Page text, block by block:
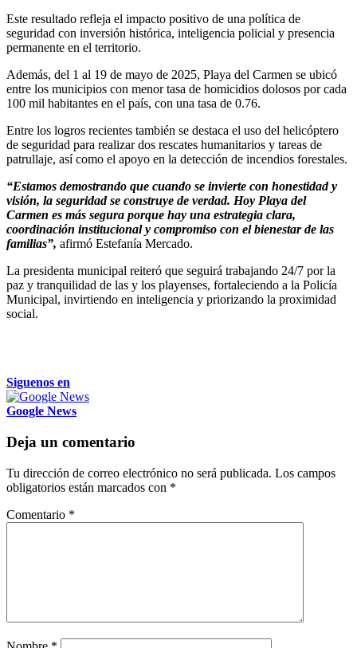
Este resultado refleja el impacto positivo de una política de
seguridad con inversión histórica, inteligencia policial y presencia
permanente en el territorio.
Además, del 1 al 19 de mayo de 2025, Playa del Carmen se ubicó
entre los municipios con menor tasa de homicidios dolosos por cada
100 mil habitantes en el país, con una tasa de 0.76.
Entre los logros recientes también se destaca el uso del helicóptero
de seguridad para realizar dos rescates humanitarios y tareas de
patrullaje, así como el apoyo en la detección de incendios forestales.
“Estamos demostrando que cuando se invierte con honestidad y
visión, la seguridad se construye de verdad. Hoy Playa del
Carmen es más segura porque hay una estrategia clara,
coordinación institucional y compromiso con el bienestar de las
familias”, afirmó Estefanía Mercado.
La presidenta municipal reiteró que seguirá trabajando 24/7 por la
paz y tranquilidad de las y los playenses, fortaleciendo a la Policía
Municipal, invirtiendo en inteligencia y priorizando la proximidad
social.
Siguenos en
Google News
Deja un comentario
Tu dirección de correo electrónico no será publicada. Los campos
obligatorios están marcados con *
Comentario *